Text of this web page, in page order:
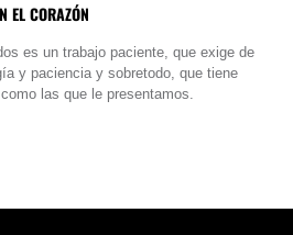
EL CORAZÓN
es un trabajo paciente, que exige de
y paciencia y sobretodo, que tiene
las que le presentamos.